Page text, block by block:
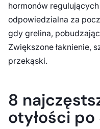
hormonów
odpowiedzialna za
gdy grelina,
Zwiększone łaknienie,
przekąski.
8
otyłości